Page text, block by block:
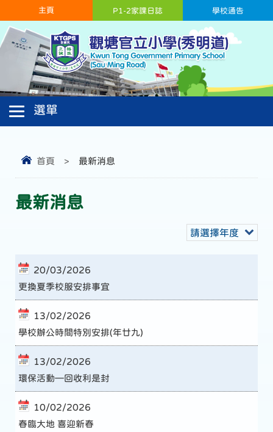
主頁 學校通告
P1-2家課日誌
首頁 > 最新消息
最新消息
請選擇年度
20/03/2026
更換夏季校服安排事宜
13/02/2026
學校辦公時間特別安排(年廿九)
13/02/2026
環保活動—回收利是封
10/02/2026
春臨大地 喜迎新春